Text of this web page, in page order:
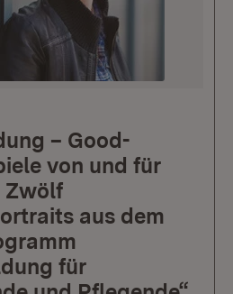
– Good-
von und für
Zwölf
aus dem
für